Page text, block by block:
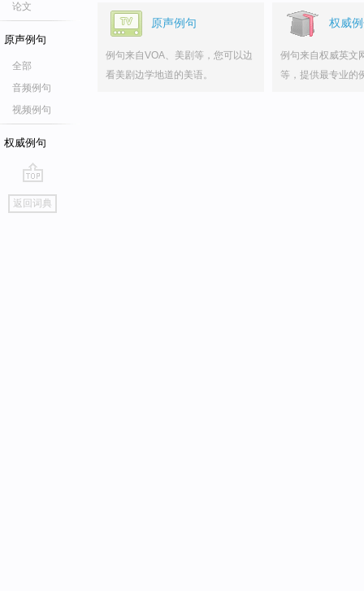
论文
原声例句
全部
音频例句
视频例句
权威例句
go
top
返回词典
原声例句
例句来自VOA、美剧等，您可以边
看美剧边学地道的美语。
权威
例句来自权威英文
等，提供最专业的